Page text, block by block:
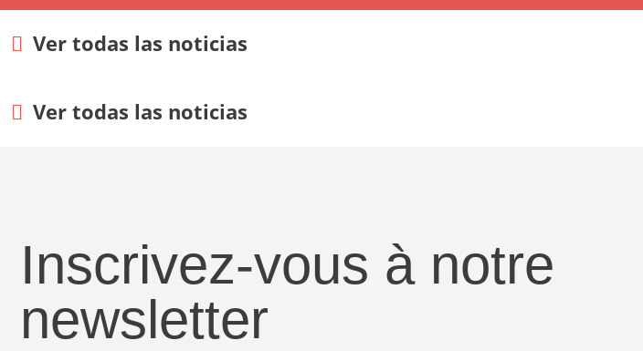
Ver todas las noticias
Ver todas las noticias
Inscrivez-vous à notre
newsletter